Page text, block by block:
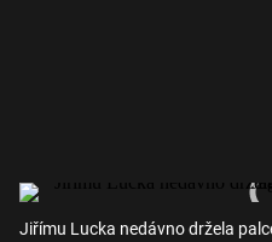
Jiřímu Lucka nedávno držela